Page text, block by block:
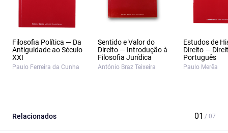
Filosofia Política — Da
Antiguidade ao Século
XXI
Paulo Ferreira da Cunha
Sentido e Valor do
Direito — Introdução à
Filosofia Jurídica
António Braz Teixeira
Estudos de
Direito —
Português
Paulo Merêa
Relacionados